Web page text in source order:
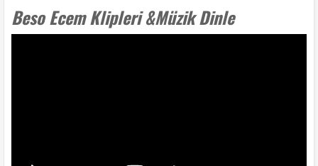
Beso Ecem Klipleri &Müzik Dinle